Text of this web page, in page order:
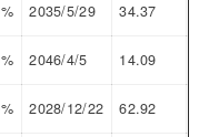
2035/5/29 34.37
2046/4/5 14.09
2028/12/22 62.92